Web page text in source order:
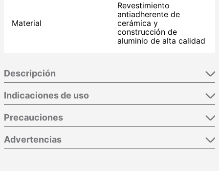
Material
Revestimiento
antiadherente de
cerámica y
construcción de
aluminio de alta calidad
Descripción
Indicaciones de uso
Precauciones
Advertencias